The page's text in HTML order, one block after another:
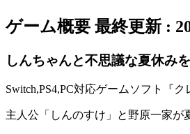
ゲーム概要 最終更新 :
しんちゃんと不思議な夏休み
Switch,PS4,PC対応ゲームソフト『ク
主人公「しんのすけ」と野原一家が